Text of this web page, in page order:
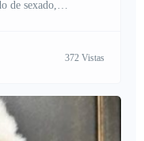
de sexado,
legal
Contácteme372 Vistas